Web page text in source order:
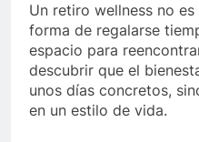
Un retiro wellness no
forma de regalarse
espacio para
descubrir que el
unos días concretos,
en un estilo de vida.